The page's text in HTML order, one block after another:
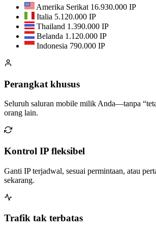
Amerika Serikat 16.930.000 IP
Italia 5.120.000 IP
Thailand 1.390.000 IP
Belanda 1.120.000 IP
Indonesia 790.000 IP
Perangkat khusus
Seluruh saluran mobile milik Anda—tanpa
orang lain.
Kontrol IP fleksibel
Ganti IP terjadwal, sesuai permintaan, atau
sekarang.
Trafik tak terbatas